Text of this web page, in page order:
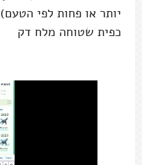
יותר או פחות לפי הטעם)
כפית שטוחה מלח דק